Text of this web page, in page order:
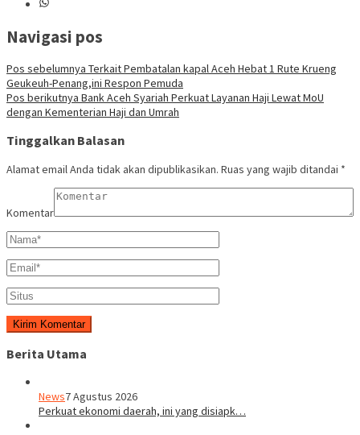
Navigasi pos
Pos sebelumnya Terkait Pembatalan kapal Aceh Hebat 1 Rute Krueng
Geukeuh-Penang,ini Respon Pemuda
Pos berikutnya Bank Aceh Syariah Perkuat Layanan Haji Lewat MoU
dengan Kementerian Haji dan Umrah
Tinggalkan Balasan
Alamat email Anda tidak akan dipublikasikan. Ruas yang wajib ditandai *
Komentar
Berita Utama
News7 Agustus 2026
Perkuat ekonomi daerah, ini yang disiapk…